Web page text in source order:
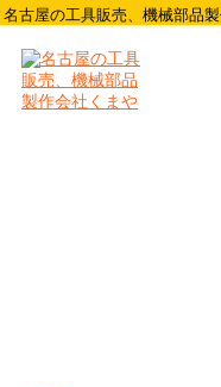
名古屋の工具販売、機械部品